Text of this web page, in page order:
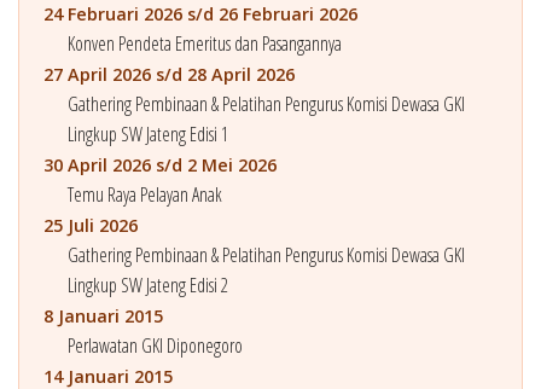
24 Februari 2026 s/d 26 Februari 2026
Konven Pendeta Emeritus dan Pasangannya
27 April 2026 s/d 28 April 2026
Gathering Pembinaan & Pelatihan Pengurus Komisi Dewasa GKI
Lingkup SW Jateng Edisi 1
30 April 2026 s/d 2 Mei 2026
Temu Raya Pelayan Anak
25 Juli 2026
Gathering Pembinaan & Pelatihan Pengurus Komisi Dewasa GKI
Lingkup SW Jateng Edisi 2
8 Januari 2015
Perlawatan GKI Diponegoro
14 Januari 2015